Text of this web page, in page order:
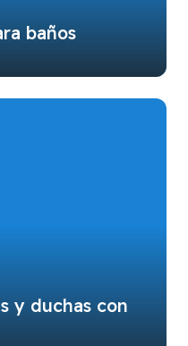
baños
y duchas con